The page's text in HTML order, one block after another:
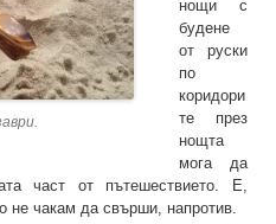
нощи с
будене
от руски
по
коридори
те през
нощта
мога да
част от пътешествието. Е,
не чакам да свърши, напротив.